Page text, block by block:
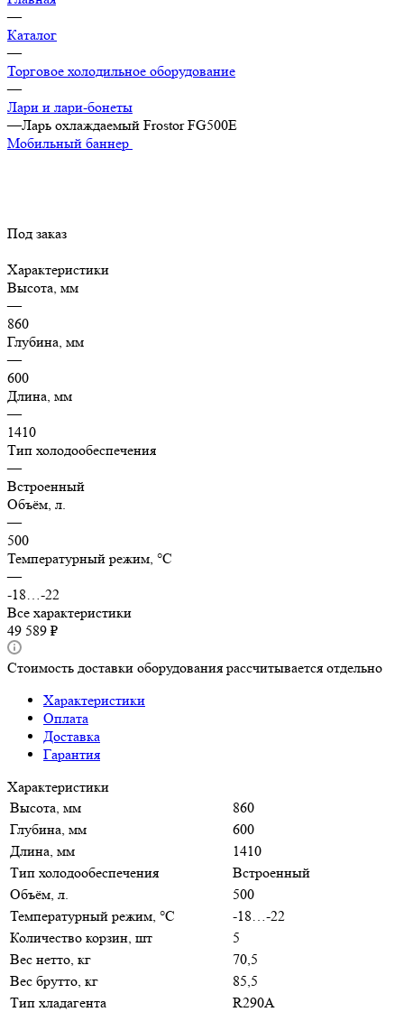
—
Каталог
—
Торговое холодильное оборудование
—
Лари и лари-бонеты
—Ларь охлаждаемый Frostor FG500E
Мобильный баннер
Под заказ
Характеристики
Высота, мм
—
860
Глубина, мм
—
600
Длина, мм
—
1410
Тип холодообеспечения
—
Встроенный
Объём, л.
—
500
Температурный режим, °C
—
-18…-22
Все характеристики
49 589 ₽
Стоимость доставки оборудования рассчитывается отдельно
Характеристики
Оплата
Доставка
Гарантия
Характеристики
Высота, мм
860
Глубина, мм
600
Длина, мм
1410
Тип холодообеспечения
Встроенный
Объём, л.
500
Температурный режим, °C
-18…-22
Количество корзин, шт
5
Вес нетто, кг
70,5
Вес брутто, кг
85,5
Тип хладагента
R290A